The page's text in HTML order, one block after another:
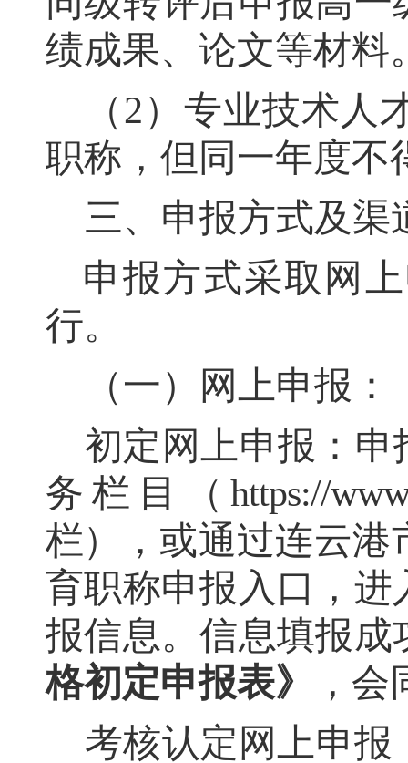
绩成果、论文等材料
（2）专业技术人
职称 ， 但同一年度不
三、申报方式及渠
申报方式采取网
行。
（一）网上申报：
初定网上申报：
务栏目（https://
栏）
，或通过连云港
育职称申报入口 ， 进
报信息。信息填报成
格初定申报表》
， 会
考核认定网上申